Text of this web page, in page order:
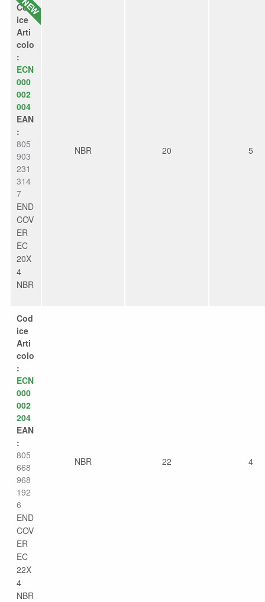
Cod
ice
Arti
colo
:
ECN
000
002
004
EAN
:
805
903
231
314
7
END
COV
ER
EC
20X
4
NBR
NBR 20 5
Cod
ice
Arti
colo
:
ECN
000
002
204
EAN
:
805
668
968
192
6
END
COV
ER
EC
22X
4
NBR
NBR 22 4